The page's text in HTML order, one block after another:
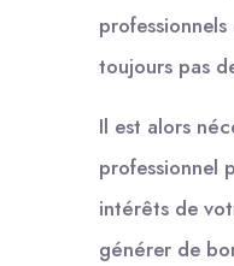
toujours pas
Il est alors
professionnel
intérêts de
générer de